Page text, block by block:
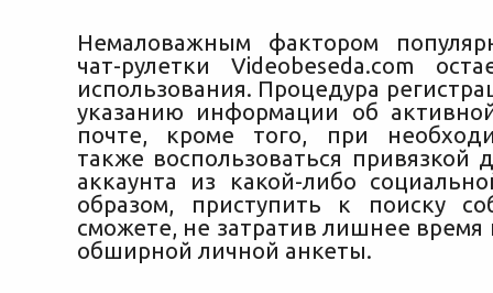
Немаловажным фактором
чат-рулетки Videobeseda.com
использования. Процедура
указанию информации об
почте, кроме того, при
также воспользоваться привязкой
аккаунта из какой-либо
образом, приступить к поиску
сможете, не затратив лишнее время
обширной личной анкеты.